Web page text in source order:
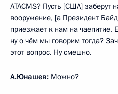
ATACMS? Пусть [США] заберут
вооружение, [а Президент
приезжает к нам на чаепитие.
ну о чём мы говорим тогда?
этот вопрос. Ну смешно.
А.Юнашев: Можно?